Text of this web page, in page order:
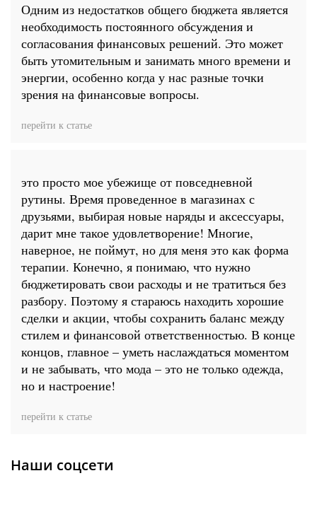
Одним из недостатков общего бюджета является
необходимость постоянного обсуждения и
согласования финансовых решений. Это может
быть утомительным и занимать много времени и
энергии, особенно когда у нас разные точки
зрения на финансовые вопросы.
перейти к статье
это просто мое убежище от повседневной
рутины. Время проведенное в магазинах с
друзьями, выбирая новые наряды и аксессуары,
дарит мне такое удовлетворение! Многие,
наверное, не поймут, но для меня это как форма
терапии. Конечно, я понимаю, что нужно
бюджетировать свои расходы и не тратиться без
разбору. Поэтому я стараюсь находить хорошие
сделки и акции, чтобы сохранить баланс между
стилем и финансовой ответственностью. В конце
концов, главное – уметь наслаждаться моментом
и не забывать, что мода – это не только одежда,
но и настроение!
перейти к статье
Наши соцсети